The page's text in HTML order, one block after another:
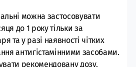
можна застосовувати
до 1 року тільки за
та у разі наявності чітких
антигістамінними засобами.
рекомендовану дозу.